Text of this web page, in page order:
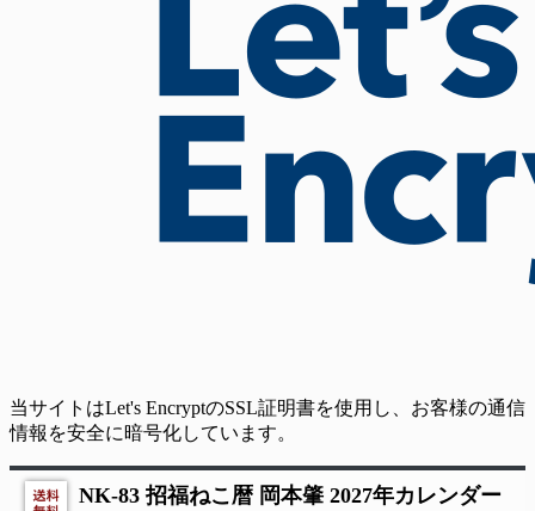
当サイトはLet's EncryptのSSL証明書を使用し、お客様の通信
情報を安全に暗号化しています。
NK-83 招福ねこ暦 岡本肇 2027年カレンダー